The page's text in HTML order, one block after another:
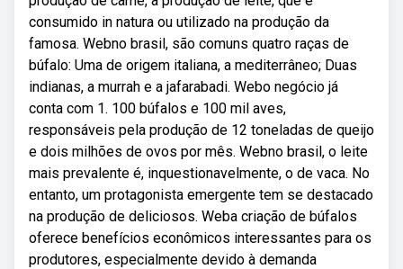
consumido in natura ou utilizado na produção da
famosa. Webno brasil, são comuns quatro raças de
búfalo: Uma de origem italiana, a mediterrâneo; Duas
indianas, a murrah e a jafarabadi. Webo negócio já
conta com 1. 100 búfalos e 100 mil aves,
responsáveis pela produção de 12 toneladas de queijo
e dois milhões de ovos por mês. Webno brasil, o leite
mais prevalente é, inquestionavelmente, o de vaca. No
entanto, um protagonista emergente tem se destacado
na produção de deliciosos. Weba criação de búfalos
oferece benefícios econômicos interessantes para os
produtores, especialmente devido à demanda